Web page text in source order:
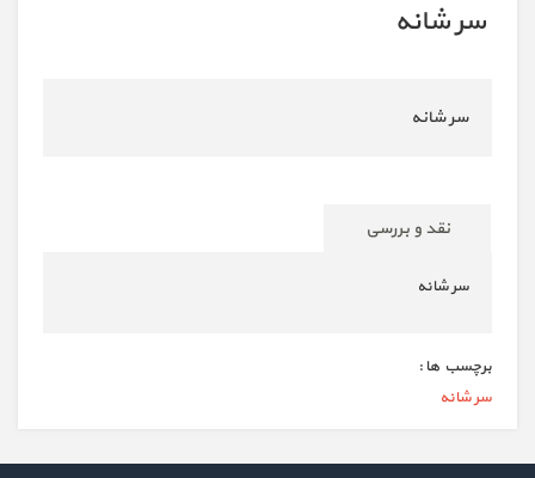
سر شانه
سر شانه
نقد و بررسی
سر شانه
برچسب ها :
سر شانه